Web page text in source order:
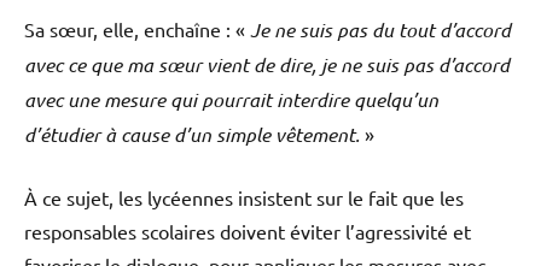
Sa sœur, elle, enchaîne : « Je ne suis pas du tout d’accord
avec ce que ma sœur vient de dire, je ne suis pas d’accord
avec une mesure qui pourrait interdire quelqu’un
d’étudier à cause d’un simple vêtement. »
À ce sujet, les lycéennes insistent sur le fait que les
responsables scolaires doivent éviter l’agressivité et